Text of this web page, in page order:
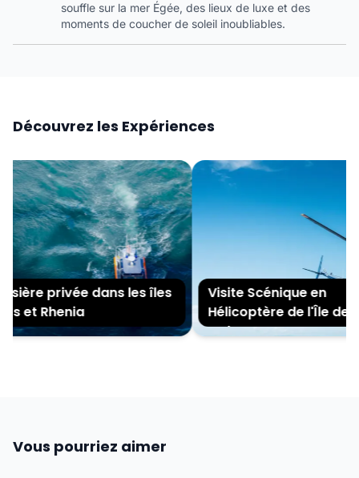
souffle sur la mer Égée, des lieux de luxe et des
moments de coucher de soleil inoubliables.
Découvrez les Expériences
privée dans les îles
et Rhenia
Visite Scénique en
Hélicoptère de l'Île de
Mykonos
Vous pourriez aimer